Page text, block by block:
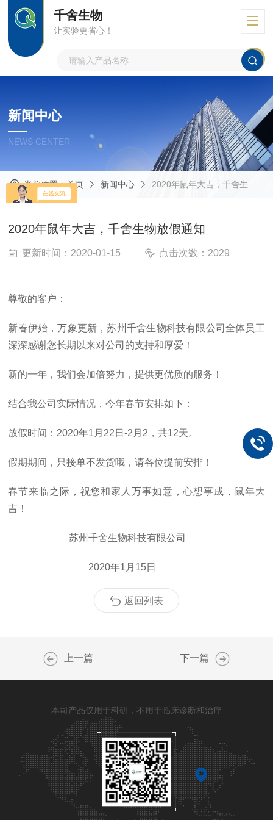
千舍生物
让实验更省心！
新闻中心
NEWS CENTER
当前位置：首页 新闻中心 2020年鼠年大吉，千舍生物放假通知
2020年鼠年大吉，千舍生物放假通知
更新时间：2020-01-15 点击次数：2029
尊敬的客户：
新春伊始，万象更新，苏州千舍生物科技有限公司全体员工
深深感谢您长期以来对公司的支持和厚爱！
新的一年，我们会加倍努力，提供更优质的服务！
结合我公司实际情况，今年春节安排如下：
放假时间：2020年1月22日-2月2，共12天。
假期期间，只接单不发货哦，请各位提前安排！
春节来临之际，祝您和家人万事如意，心想事成，鼠年大
吉！
苏州千舍生物科技有限公司
2020年1月15日
返回列表
上一篇 下一篇
本司产品仅用于科研，不用于临床诊断和治疗